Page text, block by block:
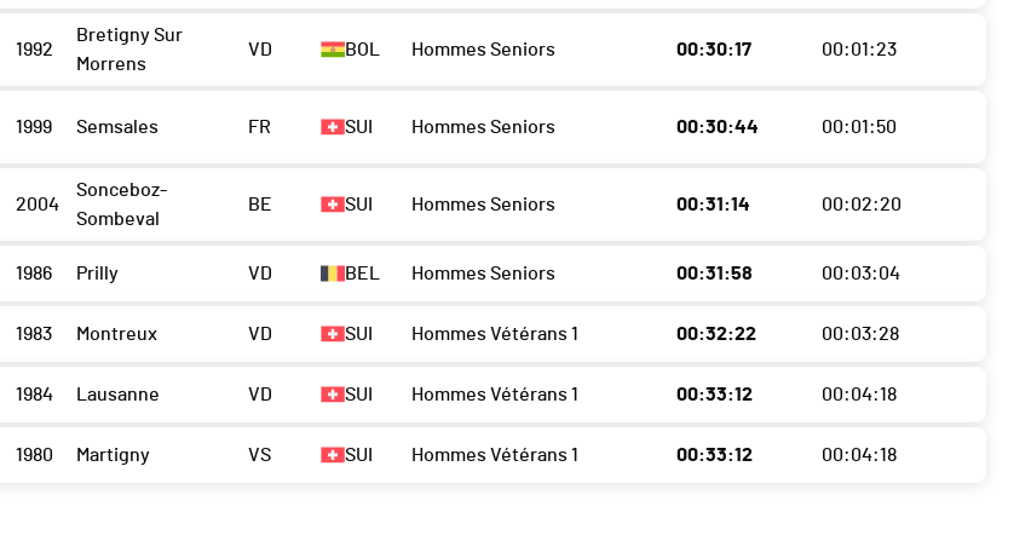
1992
Bretigny Sur
Morrens
VD BOL Hommes Seniors 00:30:17 00:01:23
1999 Semsales FR SUI Hommes Seniors 00:30:44 00:01:50
2004
Sonceboz-
Sombeval
BE SUI Hommes Seniors 00:31:14 00:02:20
1986 Prilly VD BEL Hommes Seniors 00:31:58 00:03:04
1983 Montreux VD SUI Hommes Vétérans 1 00:32:22 00:03:28
1984 Lausanne VD SUI Hommes Vétérans 1 00:33:12 00:04:18
1980 Martigny VS SUI Hommes Vétérans 1 00:33:12 00:04:18